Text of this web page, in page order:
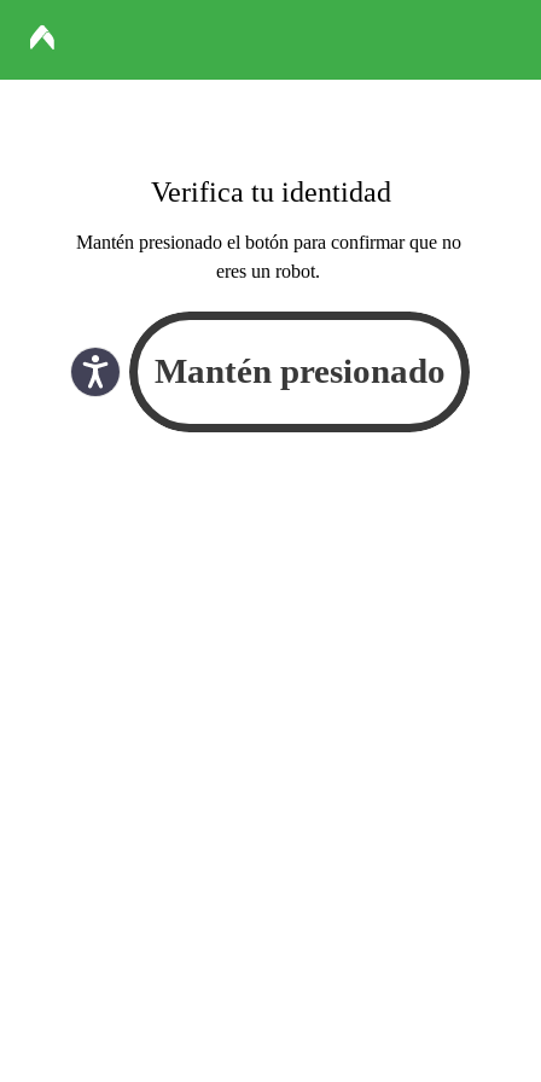
Verifica tu identidad
Mantén presionado el botón para confirmar que no
eres un robot.